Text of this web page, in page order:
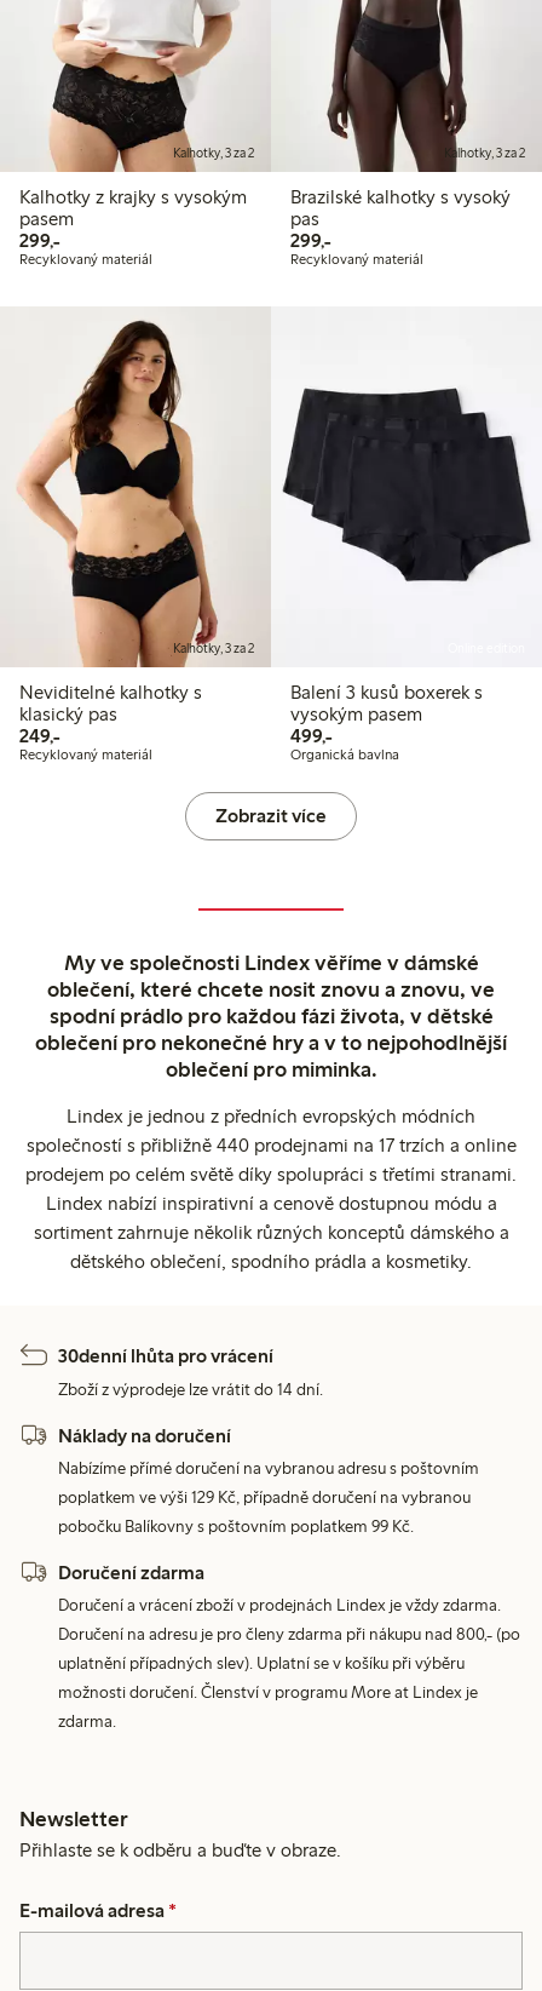
Kalhotky, 3 za 2
Kalhotky z krajky s vysokým
pasem
299,-299,00 Kč
Recyklovaný materiál
Kalhotky, 3 za 2
Brazilské kalhotky s vysoký
pas
299,-299,00 Kč
Recyklovaný materiál
Kalhotky, 3 za 2
Neviditelné kalhotky s
klasický pas
249,-249,00 Kč
Recyklovaný materiál
Balení 3 kusů boxerek s
vysokým pasem
499,-499,00 Kč
Organická bavlna
Zobrazit více
My ve společnosti Lindex věříme v dámské
oblečení, které chcete nosit znovu a znovu, ve
spodní prádlo pro každou fázi života, v dětské
oblečení pro nekonečné hry a v to nejpohodlnější
oblečení pro miminka.
Lindex je jednou z předních evropských módních
společností s přibližně 440 prodejnami na 17 trzích a online
prodejem po celém světě díky spolupráci s třetími stranami.
Lindex nabízí inspirativní a cenově dostupnou módu a
sortiment zahrnuje několik různých konceptů dámského a
dětského oblečení, spodního prádla a kosmetiky.
30denní lhůta pro vrácení
Zboží z výprodeje lze vrátit do 14 dní.
Náklady na doručení
Nabízíme přímé doručení na vybranou adresu s poštovním
poplatkem ve výši 129 Kč, případně doručení na vybranou
pobočku Balíkovny s poštovním poplatkem 99 Kč.
Doručení zdarma
Doručení a vrácení zboží v prodejnách Lindex je vždy zdarma.
Doručení na adresu je pro členy zdarma při nákupu nad 800,- (po
uplatnění případných slev). Uplatní se v košíku při výběru
možnosti doručení. Členství v programu More at Lindex je
zdarma.
Newsletter
Přihlaste se k odběru a buďte v obraze.
E-mailová adresa *